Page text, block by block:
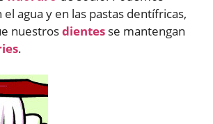
agua y en las pastas dentífricas,
nuestrosdientes se mantengan
.